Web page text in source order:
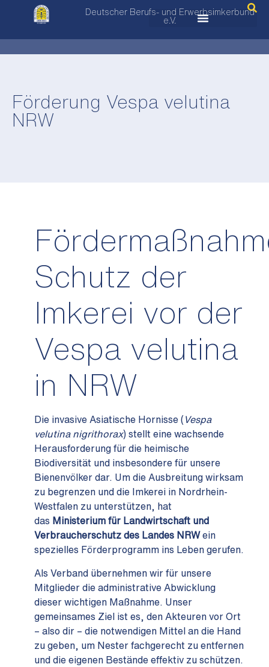
Deutscher Berufs- und Erwerbsimkerbund
e.V.
Förderung Vespa velutina
NRW
Schutz der
Imkerei vor der
Vespa velutina
in NRW
Die invasive Asiatische Hornisse ( Vespa
velutina nigrithorax) stellt eine wachsende
Herausforderung für die heimische
Biodiversität und insbesondere für unsere
Bienenvölker dar. Um die Ausbreitung wirksam
zu begrenzen und die Imkerei in Nordrhein-
Westfalen zu unterstützen, hat
das Ministerium für Landwirtschaft und
Verbraucherschutz des Landes NRWein
spezielles Förderprogramm ins Leben gerufen.
Als Verband übernehmen wir für unsere
Mitglieder die administrative Abwicklung
dieser wichtigen Maßnahme. Unser
gemeinsames Ziel ist es, den Akteuren vor Ort
– also dir – die notwendigen Mittel an die Hand
zu geben, um Nester fachgerecht zu entfernen
und die eigenen Bestände effektiv zu schützen.